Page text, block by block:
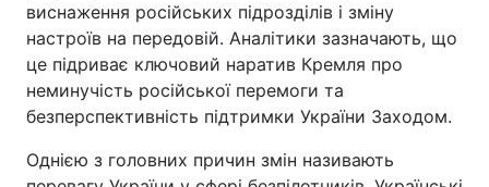
виснаження російських підрозділів і зміну
настроїв на передовій. Аналітики зазначають, що
це підриває ключовий наратив Кремля про
неминучість російської перемоги та
безперспективність підтримки України Заходом.
Однією з головних причин змін називають